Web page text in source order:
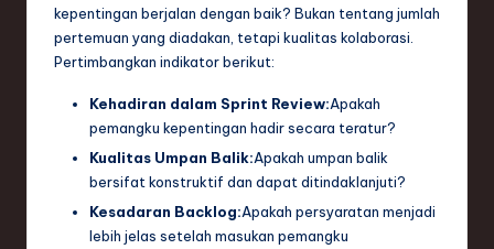
kepentingan berjalan dengan baik? Bukan tentang jumlah
pertemuan yang diadakan, tetapi kualitas kolaborasi.
Pertimbangkan indikator berikut:
Kehadiran dalam Sprint Review:Apakah
pemangku kepentingan hadir secara teratur?
Kualitas Umpan Balik:Apakah umpan balik
bersifat konstruktif dan dapat ditindaklanjuti?
Kesadaran Backlog:Apakah persyaratan menjadi
lebih jelas setelah masukan pemangku